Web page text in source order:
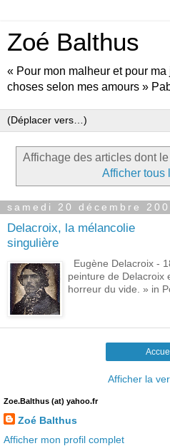
Zoé Balthus
« Pour mon malheur et pour
choses selon mes amours »
Affichage des articles dont
Afficher tous
samedi 20 décembre
Delacroix, la mélancolie
singulière
Eugène Delacroix -
peinture de Delacroix
horreur du vide. » in
Afficher la
Zoe.Balthus (at) yahoo.fr
Zoé Balthus
Afficher mon profil complet